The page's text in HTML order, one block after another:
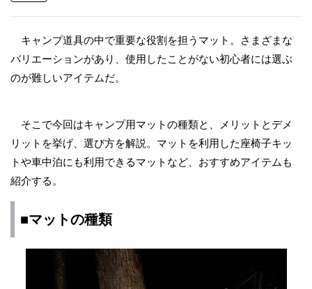
キャンプ道具の中で重要な役割を担うマット。さまざまな
バリエーションがあり、使用したことがない初心者には選ぶ
のが難しいアイテムだ。
そこで今回はキャンプ用マットの種類と、メリットとデメ
リットを挙げ、選び方を解説。マットを利用した座椅子キッ
トや車中泊にも利用できるマットなど、おすすめアイテムも
紹介する。
■マットの種類